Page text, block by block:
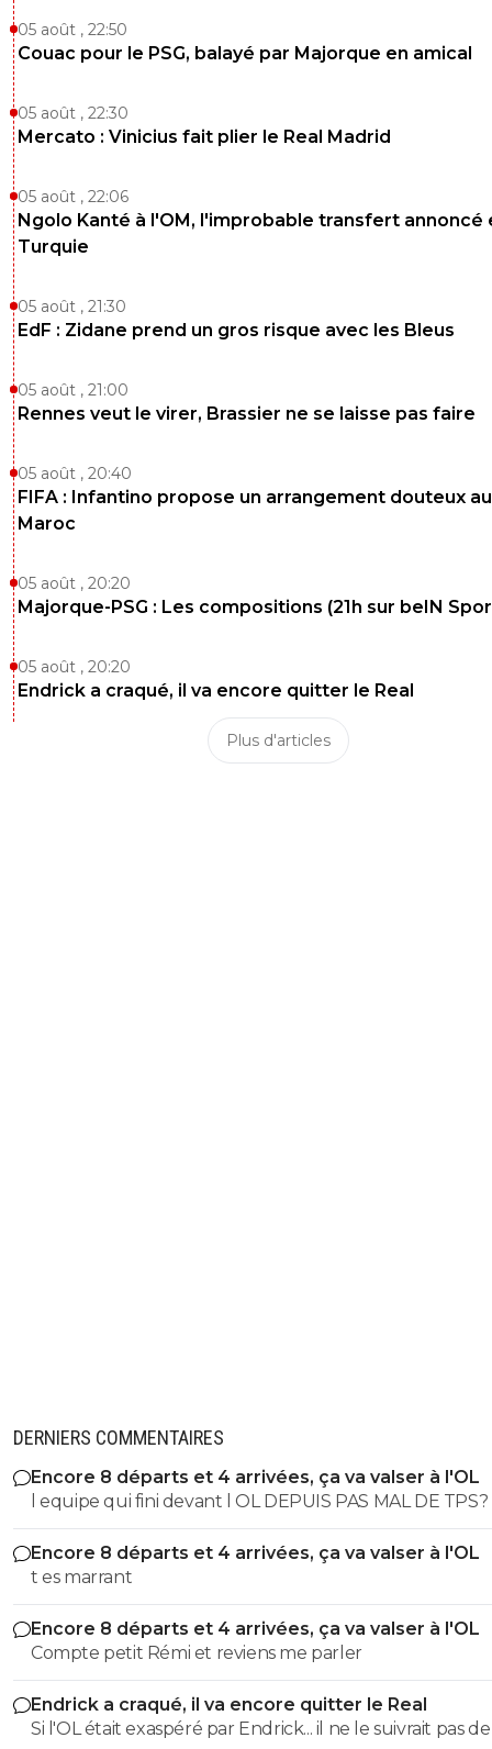
05 août , 22:50
Couac pour le PSG, balayé par Majorque en amical
05 août , 22:30
Mercato : Vinicius fait plier le Real Madrid
05 août , 22:06
Ngolo Kanté à l'OM, l'improbable transfert annoncé
Turquie
05 août , 21:30
EdF : Zidane prend un gros risque avec les Bleus
05 août , 21:00
Rennes veut le virer, Brassier ne se laisse pas faire
05 août , 20:40
FIFA : Infantino propose un arrangement douteux au
Maroc
05 août , 20:20
Majorque-PSG : Les compositions (21h sur beIN
05 août , 20:20
Endrick a craqué, il va encore quitter le Real
Plus d'articles
DERNIERS COMMENTAIRES
Encore 8 départs et 4 arrivées, ça va valser à l'OL
l equipe qui fini devant l OL DEPUIS PAS MAL DE TPS? lol. t
es tro malin toi
Encore 8 départs et 4 arrivées, ça va valser à l'OL
t es marrant
Encore 8 départs et 4 arrivées, ça va valser à l'OL
Compte petit Rémi et reviens me parler
Endrick a craqué, il va encore quitter le Real
Si l'OL était exaspéré par Endrick... il ne le suivrait pas